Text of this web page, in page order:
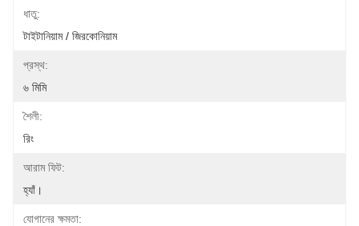
ধাতু:
টাইটানিয়াম / জিরকোনিয়াম
প্রস্থ:
৬ মিমি
শৈলী:
রিং
আরাম ফিট:
হ্যাঁ।
যোগানের ক্ষমতা: